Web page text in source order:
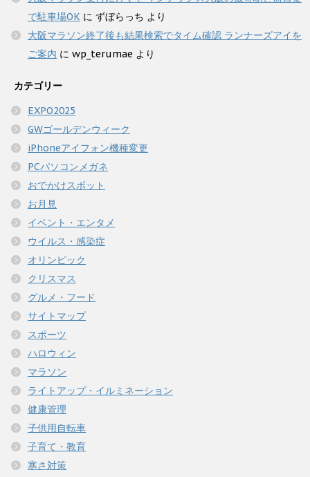
で駐車場OK に ずぼらっち より
大阪マラソン終了後も結果検索でタイム確認 ランナーズアイを
ご案内 に wp_terumae より
カテゴリー
EXPO2025
GWゴールデンウィーク
iPhoneアイフォン機種変更
PCパソコンメガネ
おでかけスポット
お月見
イベント・エンタメ
ウイルス・感染症
オリンピック
クリスマス
グルメ・フード
サイトマップ
スポーツ
ハロウィン
マラソン
ライトアップ・イルミネーション
健康管理
子供用自転車
子育て・教育
寒さ対策